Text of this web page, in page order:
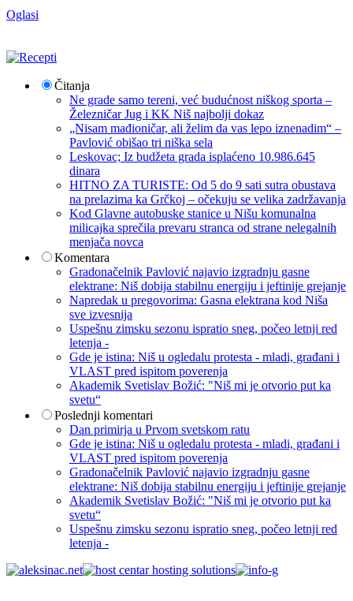
Oglasi
Čitanja
Ne grade samo tereni, već budućnost niškog sporta –
Železničar Jug i KK Niš najbolji dokaz
„Nisam mađioničar, ali želim da vas lepo iznenadim“ –
Pavlović obišao tri niška sela
Leskovac; Iz budžeta grada isplaćeno 10.986.645
dinara
HITNO ZA TURISTE: Od 5 do 9 sati sutra obustava
na prelazima ka Grčkoj – očekuju se velika zadržavanja
Kod Glavne autobuske stanice u Nišu komunalna
milicajka sprečila prevaru stranca od strane nelegalnih
menjača novca
Komentara
Gradonačelnik Pavlović najavio izgradnju gasne
elektrane: Niš dobija stabilnu energiju i jeftinije grejanje
Napredak u pregovorima: Gasna elektrana kod Niša
sve izvesnija
Uspešnu zimsku sezonu ispratio sneg, počeo letnji red
letenja -
Gde je istina: Niš u ogledalu protesta - mladi, građani i
VLAST pred ispitom poverenja
Akademik Svetislav Božić: "Niš mi je otvorio put ka
svetu“
Poslednji komentari
Dan primirja u Prvom svetskom ratu
Gde je istina: Niš u ogledalu protesta - mladi, građani i
VLAST pred ispitom poverenja
Gradonačelnik Pavlović najavio izgradnju gasne
elektrane: Niš dobija stabilnu energiju i jeftinije grejanje
Akademik Svetislav Božić: "Niš mi je otvorio put ka
svetu“
Uspešnu zimsku sezonu ispratio sneg, počeo letnji red
letenja -